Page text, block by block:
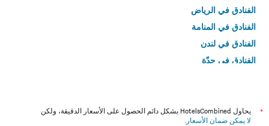
الفنادق في الرياض
الفنادق في المنامة
الفنادق في لندن
الفنادق في جدّة
*
يحاول HotelsCombined بشكل دائم الحصول على الأسعار الدقيقة، ولكن
لا يمكن ضمان الأسعار .